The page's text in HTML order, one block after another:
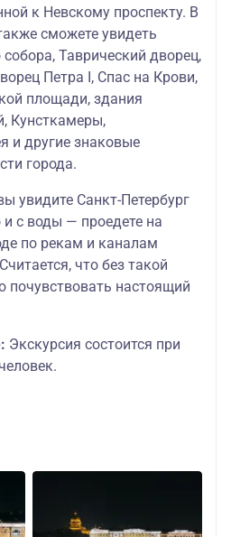
к Невскому проспекту. В
сможете увидеть
Таврический дворец,
Петра I, Спас на Крови,
площади, здания
Кунсткамеры,
и другие знаковые
города.
увидите Санкт-Петербург
и с воды — проедете на
по рекам и каналам
что без такой
почувствовать настоящий
Экскурсия состоится при